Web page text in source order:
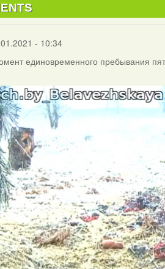
- 10:34
единовременного пребывания